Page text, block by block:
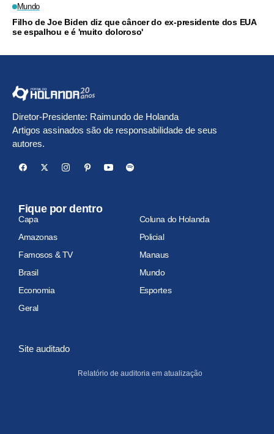
Mundo
Filho de Joe Biden diz que câncer do ex-presidente dos EUA
se espalhou e é 'muito doloroso'
Diretor-Presidente: Raimundo de Holanda
Artigos assinados são de responsabilidade de seus
autores.
Fique por dentro
Capa
Coluna do Holanda
Amazonas
Policial
Famosos & TV
Manaus
Brasil
Mundo
Economia
Esportes
Geral
Site auditado
Relatório de auditoria em atualização